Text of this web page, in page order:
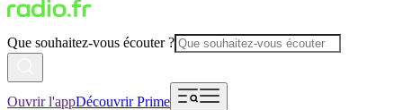
Que souhaitez-vous écouter ?
Ouvrir l'appDécouvrir Prime